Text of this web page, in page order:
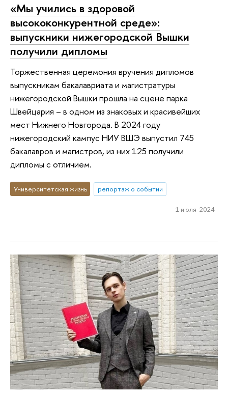
«Мы учились в здоровой
высококонкурентной среде»:
выпускники нижегородской Вышки
получили дипломы
Торжественная церемония вручения дипломов
выпускникам бакалавриата и магистратуры
нижегородской Вышки прошла на сцене парка
Швейцария – в одном из знаковых и красивейших
мест Нижнего Новгорода. В 2024 году
нижегородский кампус НИУ ВШЭ выпустил 745
бакалавров и магистров, из них 125 получили
дипломы с отличием.
Университетская жизнь репортаж о событии
1 июля 2024